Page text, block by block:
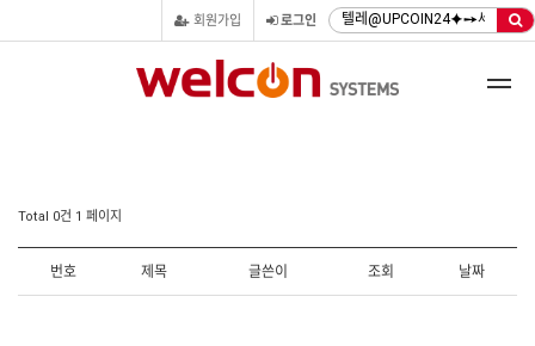
회원가입 로그인
Total 0건 1 페이지
번호 제목 글쓴이 조회 날짜